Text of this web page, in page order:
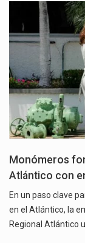
Monómeros
Atlántico con
En un paso clave
en el Atlántico, la
Regional Atlántico